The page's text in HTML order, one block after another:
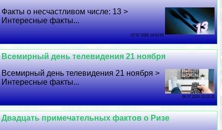
Факты о несчастливом числе: 13 >
Интересные факты...
07 07 2026 14:53:55
Всемирный день телевидения 21 ноября
Всемирный день телевидения 21 ноября >
Интересные факты...
06 07 2026 23:12:31
Двадцать примечательных фактов о Ризе